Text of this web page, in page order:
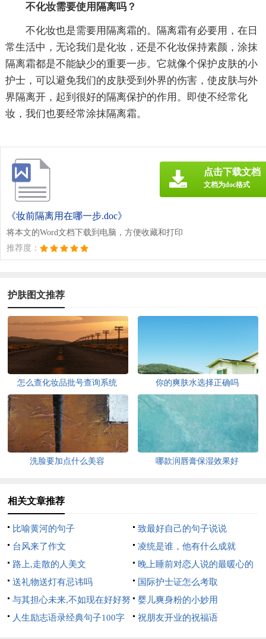
不化妆需要使用隔离吗？
不化妆也是需要用隔离霜的。隔离霜有必要用，在日
常生活中，无论我们是化妆，还是不化妆保持素颜，涂抹
隔离霜都是不能缺少的重要一步。它就像个保护皮肤的小
护士，可以避免我们的皮肤受到外界的伤害，使皮肤与外
界隔离开，起到很好的隔离保护的作用。即使不经常化
妆，我们也要经常涂抹隔离霜。
《妆前隔离用在哪一步.doc》
将本文的Word文档下载到电脑，方便收藏和打印
推荐度：
点击下载文档
文档为doc格式
护肤图文推荐
怎么查化妆品批号查询系统 你的爽肤水选择正确吗
洗脸要加点什么美容 哪款润唇膏保湿效果好
相关文章推荐
比喻黄河的句子
致最好自己的句子说说
台风来了作文
凌统是谁，他有什么成就
路上,走散的人美文
晚上睡前对恋人说的最暖心的
话
送礼物送灯有忌讳吗
国际护士证怎么考取
与其担心未来,不如现在好好努
力美文
婴儿爽身粉的小妙用
人生励志语录经典句子100字
祝朋友开业的祝福语